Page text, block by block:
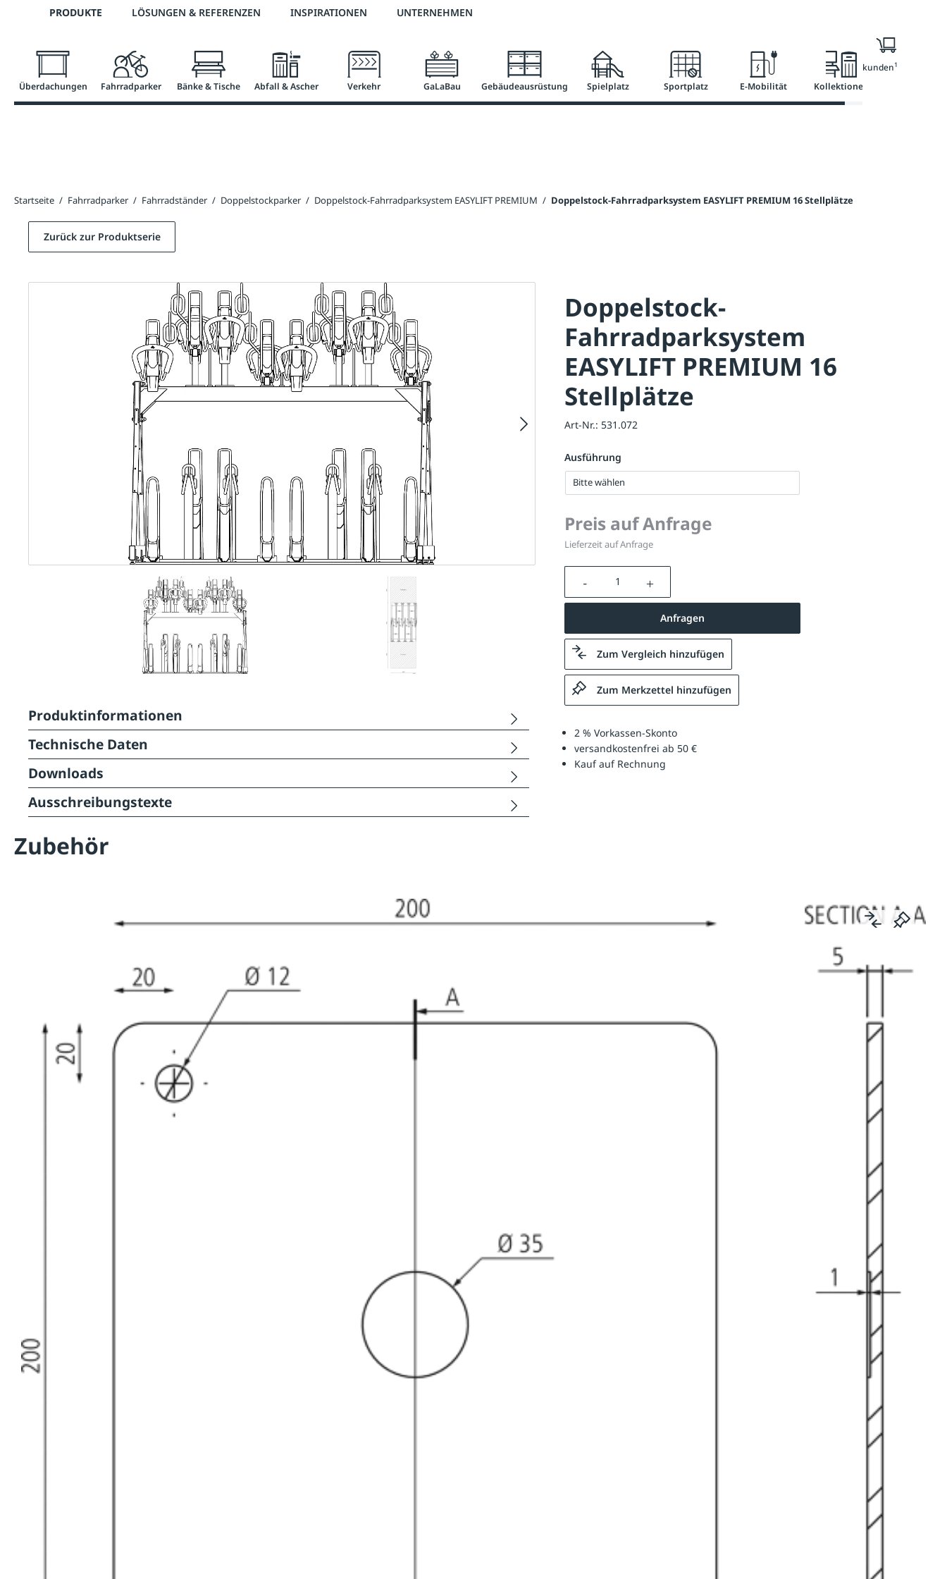
Zur Hauptnavigation springen
Telefon: 0800 / 100 49 02 2 % Vorkassen-Skonto versandkostenfrei ab 50 €
PRODUKTE LÖSUNGEN & REFERENZEN INSPIRATIONEN UNTERNEHMEN
Überdachungen Fahrradparker Bänke & Tische Abfall & Ascher Verkehr GaLaBau Gebäudeausrüstung Spielplatz Sportplatz E-Mobilität Kollektionen
Nur für Geschäftskunden1
Startseite / Fahrradparker / Fahrradständer / Doppelstockparker / Doppelstock-Fahrradparksystem EASYLIFT PREMIUM / Doppelstock-Fahrradparksystem EASYLIFT PREMIUM 16 Stellplätze
Doppelstock-
Fahrradparksystem
EASYLIFT PREMIUM 16
Stellplätze
Art-Nr.: 531.072
Ausführung
Bitte wählen
Preis auf Anfrage
Lieferzeit auf Anfrage
Produkt Anzahl: Gib den gewünschten Wert ein oder
Anfragen
Zum Vergleich hinzufügen
Zum Merkzettel hinzufügen
2 % Vorkassen-Skonto
versandkostenfrei ab 50 €
Kauf auf Rechnung
Zurück zur Produktserie
Produktinformationen
Technische Daten
Downloads
Ausschreibungstexte
Zubehör